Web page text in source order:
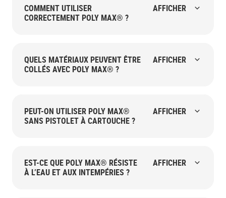
COMMENT UTILISER
CORRECTEMENT POLY MAX® ?
AFFICHER
QUELS MATÉRIAUX PEUVENT ÊTRE
COLLÉS AVEC POLY MAX® ?
AFFICHER
PEUT-ON UTILISER POLY MAX®
SANS PISTOLET À CARTOUCHE ?
AFFICHER
EST-CE QUE POLY MAX® RÉSISTE
À L’EAU ET AUX INTEMPÉRIES ?
AFFICHER